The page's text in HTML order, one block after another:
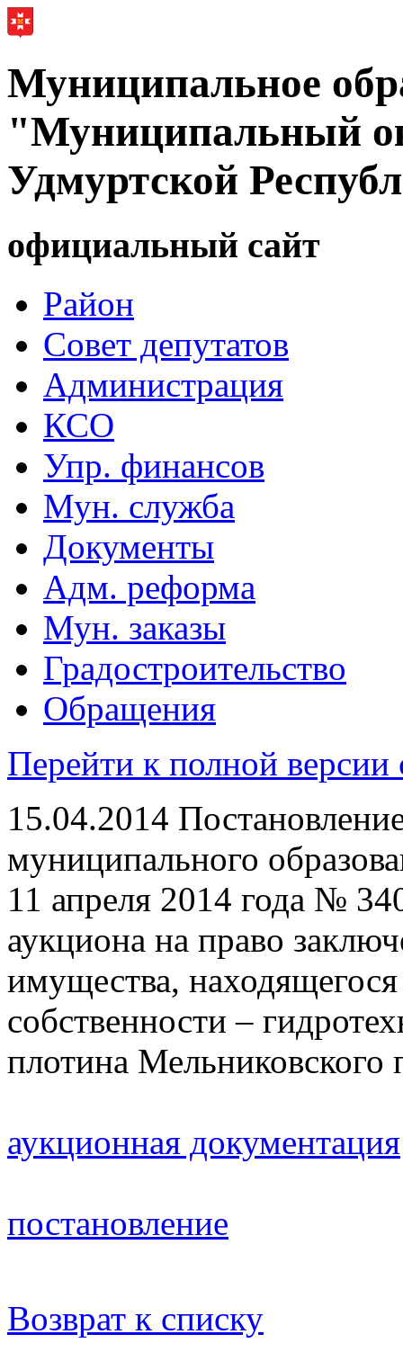
Муниципальное
"Муниципальный
Удмуртской
официальный сайт
Район
Совет депутатов
Администрация
КСО
Упр. финансов
Мун. служба
Документы
Адм. реформа
Мун. заказы
Градостроительство
Обращения
Перейти к полной версии
15.04.2014
муниципального
11 апреля 2014 года №
аукциона на право
имущества,
собственности –
плотина Мельниковского
аукционная документация
постановление
Возврат к списку